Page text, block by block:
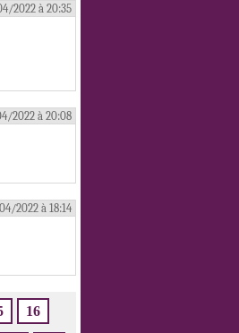
2022 à 20:35
2022 à 20:08
2022 à 18:14
16